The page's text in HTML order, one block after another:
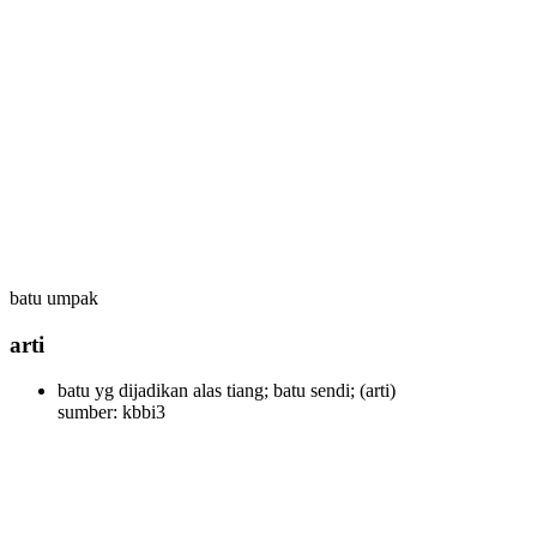
batu umpak
arti
batu yg dijadikan alas tiang; batu sendi; (arti)
sumber: kbbi3